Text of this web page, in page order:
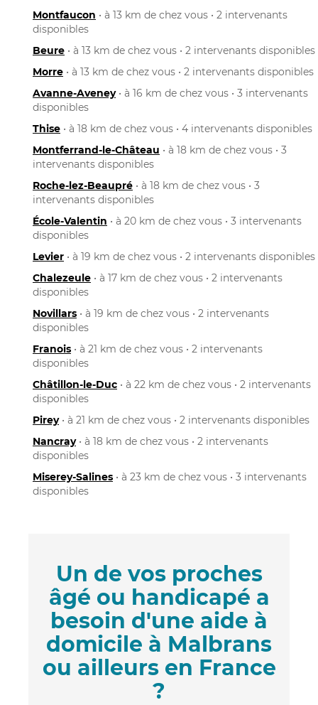
Montfaucon • à 13 km de chez vous • 2 intervenants
disponibles
Beure • à 13 km de chez vous • 2 intervenants disponibles
Morre • à 13 km de chez vous • 2 intervenants disponibles
Avanne-Aveney• à 16 km de chez vous • 3 intervenants
disponibles
Thise • à 18 km de chez vous • 4 intervenants disponibles
Montferrand-le-Château • à 18 km de chez vous • 3
intervenants disponibles
Roche-lez-Beaupré • à 18 km de chez vous • 3
intervenants disponibles
École-Valentin • à 20 km de chez vous • 3 intervenants
disponibles
Levier • à 19 km de chez vous • 2 intervenants disponibles
Chalezeule • à 17 km de chez vous • 2 intervenants
disponibles
Novillars • à 19 km de chez vous • 2 intervenants
disponibles
Franois • à 21 km de chez vous • 2 intervenants
disponibles
Châtillon-le-Duc • à 22 km de chez vous • 2 intervenants
disponibles
Pirey• à 21 km de chez vous • 2 intervenants disponibles
Nancray• à 18 km de chez vous • 2 intervenants
disponibles
Miserey-Salines • à 23 km de chez vous • 3 intervenants
disponibles
Un de vos proches
âgé ou handicapé a
besoin d'une aide à
domicile à Malbrans
ou ailleurs en France
?